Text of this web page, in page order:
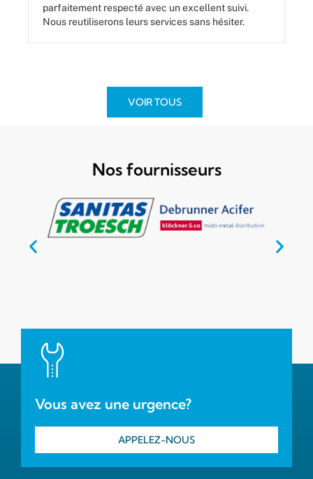
parfaitement respecté avec un excellent suivi.
Nous reutiliserons leurs services sans hésiter.
VOIR TOUS
Nos fournisseurs
Vous avez une urgence?
APPELEZ-NOUS